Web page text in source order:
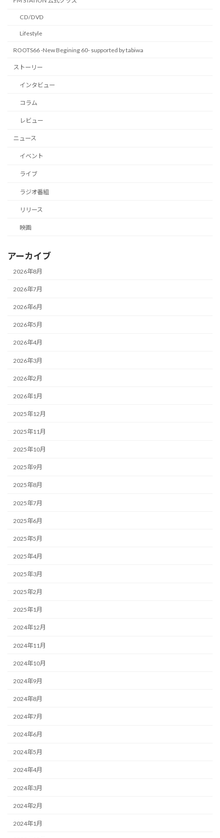
CD/DVD
Lifestyle
ROOTS66 -New Begining 60- supported by tabiwa
ストーリー
インタビュー
コラム
レビュー
ニュース
イベント
ライブ
ラジオ番組
リリース
映画
アーカイブ
2026年8月
2026年7月
2026年6月
2026年5月
2026年4月
2026年3月
2026年2月
2026年1月
2025年12月
2025年11月
2025年10月
2025年9月
2025年8月
2025年7月
2025年6月
2025年5月
2025年4月
2025年3月
2025年2月
2025年1月
2024年12月
2024年11月
2024年10月
2024年9月
2024年8月
2024年7月
2024年6月
2024年5月
2024年4月
2024年3月
2024年2月
2024年1月